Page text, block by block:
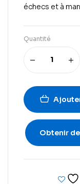
échecs et à
Quantité
Obtenir